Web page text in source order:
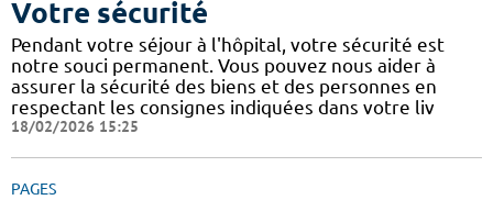
Votre sécurité
Pendant votre séjour à l'hôpital, votre sécurité est
notre souci permanent. Vous pouvez nous aider à
assurer la sécurité des biens et des personnes en
respectant les consignes indiquées dans votre liv
18/02/2026 15:25
PAGES